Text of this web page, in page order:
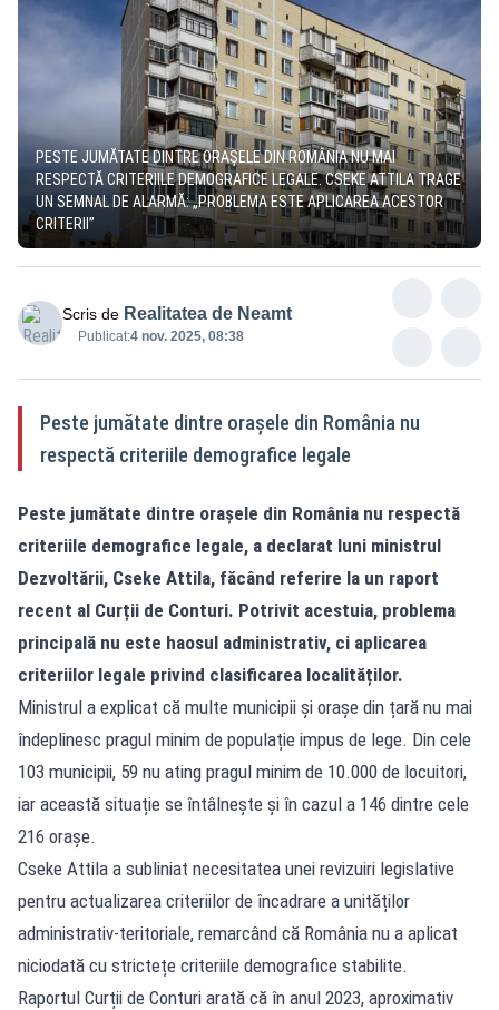
PESTE JUMĂTATE DINTRE ORAȘELE DIN ROMÂNIA NU MAI
RESPECTĂ CRITERIILE DEMOGRAFICE LEGALE. CSEKE ATTILA TRAGE
UN SEMNAL DE ALARMĂ: „PROBLEMA ESTE APLICAREA ACESTOR
CRITERII”
Scris de Realitatea de Neamt
Publicat:4 nov. 2025, 08:38
Peste jumătate dintre orașele din România nu
respectă criteriile demografice legale
Peste jumătate dintre orașele din România nu respectă
criteriile demografice legale, a declarat luni ministrul
Dezvoltării, Cseke Attila, făcând referire la un raport
recent al Curții de Conturi. Potrivit acestuia, problema
principală nu este haosul administrativ, ci aplicarea
criteriilor legale privind clasificarea localităților.
Ministrul a explicat că multe municipii și orașe din țară nu mai
îndeplinesc pragul minim de populație impus de lege. Din cele
103 municipii, 59 nu ating pragul minim de 10.000 de locuitori,
iar această situație se întâlnește și în cazul a 146 dintre cele
216 orașe.
Cseke Attila a subliniat necesitatea unei revizuiri legislative
pentru actualizarea criteriilor de încadrare a unităților
administrativ-teritoriale, remarcând că România nu a aplicat
niciodată cu strictețe criteriile demografice stabilite.
Raportul Curții de Conturi arată că în anul 2023, aproximativ